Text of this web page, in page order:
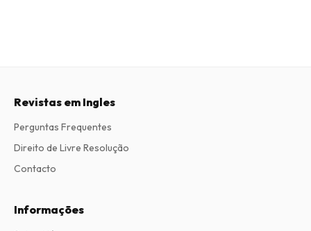
Revistas em Ingles
Perguntas Frequentes
Direito de Livre Resolução
Contacto
Informações